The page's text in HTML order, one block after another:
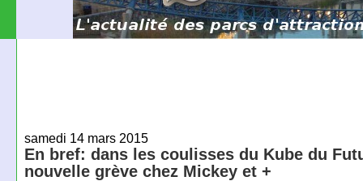
samedi 14 mars 2015
En bref: dans les coulisses du Kube du
nouvelle grève chez Mickey et +